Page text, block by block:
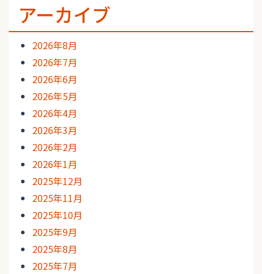
アーカイブ
2026年8月
2026年7月
2026年6月
2026年5月
2026年4月
2026年3月
2026年2月
2026年1月
2025年12月
2025年11月
2025年10月
2025年9月
2025年8月
2025年7月